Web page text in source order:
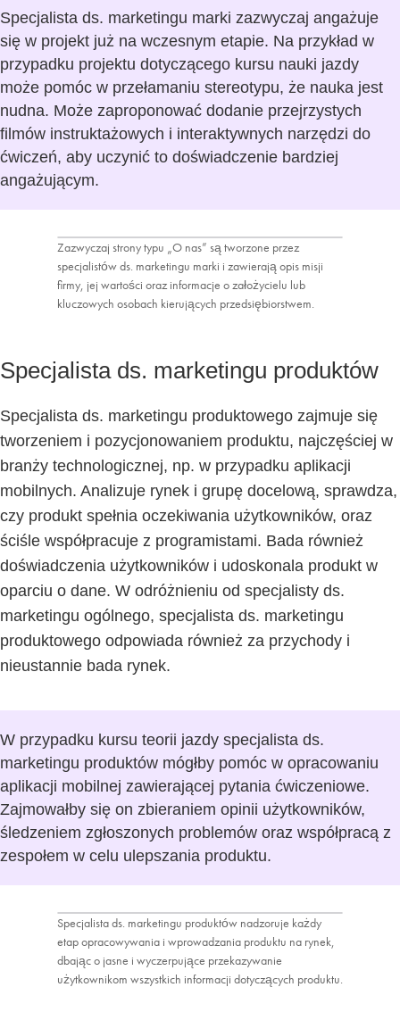
Specjalista ds. marketingu marki zazwyczaj angażuje
się w projekt już na wczesnym etapie. Na przykład w
przypadku projektu dotyczącego kursu nauki jazdy
może pomóc w przełamaniu stereotypu, że nauka jest
nudna. Może zaproponować dodanie przejrzystych
filmów instruktażowych i interaktywnych narzędzi do
ćwiczeń, aby uczynić to doświadczenie bardziej
angażującym.
Zazwyczaj strony typu „O nas” są tworzone przez
specjalistów ds. marketingu marki i zawierają opis misji
firmy, jej wartości oraz informacje o założycielu lub
kluczowych osobach kierujących przedsiębiorstwem.
Specjalista ds. marketingu produktów
Specjalista ds. marketingu produktowego zajmuje się
tworzeniem i pozycjonowaniem produktu, najczęściej w
branży technologicznej, np. w przypadku aplikacji
mobilnych. Analizuje rynek i grupę docelową, sprawdza,
czy produkt spełnia oczekiwania użytkowników, oraz
ściśle współpracuje z programistami. Bada również
doświadczenia użytkowników i udoskonala produkt w
oparciu o dane. W odróżnieniu od specjalisty ds.
marketingu ogólnego, specjalista ds. marketingu
produktowego odpowiada również za przychody i
nieustannie bada rynek.
W przypadku kursu teorii jazdy specjalista ds.
marketingu produktów mógłby pomóc w opracowaniu
aplikacji mobilnej zawierającej pytania ćwiczeniowe.
Zajmowałby się on zbieraniem opinii użytkowników,
śledzeniem zgłoszonych problemów oraz współpracą z
zespołem w celu ulepszania produktu.
Specjalista ds. marketingu produktów nadzoruje każdy
etap opracowywania i wprowadzania produktu na rynek,
dbając o jasne i wyczerpujące przekazywanie
użytkownikom wszystkich informacji dotyczących produktu.